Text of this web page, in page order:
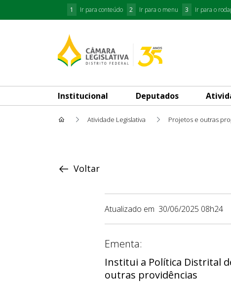
1 Ir para conteúdo 2 Ir para o menu 3 Ir para o
Institucional Deputados
Atividade Legislativa Projetos e outras
Voltar
Atualizado em 30/06/2025 08h24
Ementa:
Institui a Política Distrital
outras providências